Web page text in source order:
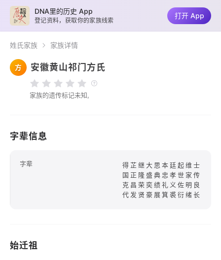
姓氏家族 家族详情
方 安徽黄山祁门方氏
家族的遗传标记未知,
字辈信息
字辈
得芷继大思本廷起维士
国正隆盛典忠孝世家传
克昌荣奕绩礼义佐明良
代发贤豪展箕裘衍绪长
始迁祖
DNA里的历史 App
登记资料，获取你的家族线索
打开 App